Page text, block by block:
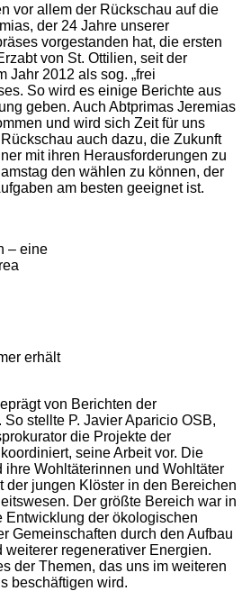
vor allem der Rückschau auf die
der 24 Jahre unserer
vorgestanden hat, die ersten
von St. Ottilien, seit der
Jahr 2012 als sog. „frei
So wird es einige Berichte aus
geben. Auch Abtprimas Jeremias
und wird sich Zeit für uns
auch dazu, die Zukunft
mit ihren Herausforderungen zu
den wählen zu können, der
am besten geeignet ist.
– eine
erhält
von Berichten der
stellte P. Javier Aparicio OSB,
die Projekte der
seine Arbeit vor. Die
ihre Wohltäterinnen und Wohltäter
der jungen Klöster in den Bereichen
Der größte Bereich war in
Entwicklung der ökologischen
Gemeinschaften durch den Aufbau
regenerativer Energien.
der Themen, das uns im weiteren
beschäftigen wird.